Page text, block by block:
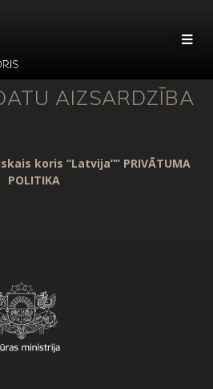
AIZSARDZĪBA
koris “Latvija”” PRIVĀTUMA
POLITIKA